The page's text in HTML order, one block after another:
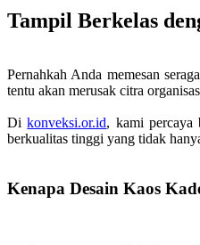
Tampil Berkelas
Pernahkah Anda memesan
tentu akan merusak citra
Dikonveksi.or.id, kami percaya
berkualitas tinggi yang tidak
Kenapa Desain Kaos